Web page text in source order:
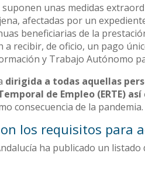
suponen unas medidas
afectadas por un
beneficiarias de la
a recibir, de oficio, un pago
y Trabajo Autónomo
dirigida a todas aquellas
de Empleo (ERTE)
consecuencia de la pandemia.
los requisitos para
ha publicado un